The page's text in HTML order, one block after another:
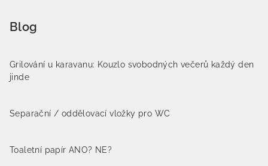
Blog
Grilování u karavanu: Kouzlo svobodných večerů každý den
jinde
Separační / oddělovací vložky pro WC
Toaletní papír ANO? NE?